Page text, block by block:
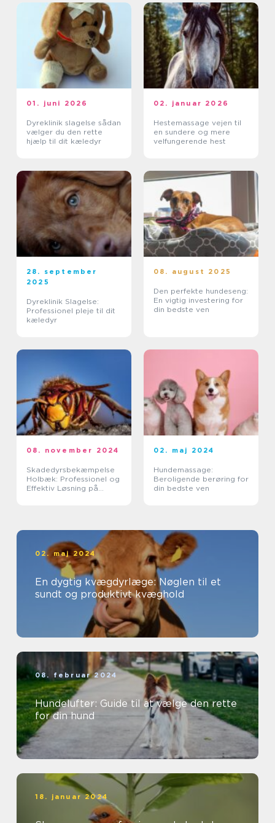
01. juni 2026
Dyreklinik slagelse sådan
vælger du den rette
hjælp til dit kæledyr
02. januar 2026
Hestemassage vejen til
en sundere og mere
velfungerende hest
28. september
2025
Dyreklinik Slagelse:
Professionel pleje til dit
kæledyr
08. august 2025
Den perfekte hundeseng:
En vigtig investering for
din bedste ven
08. november 2024
Skadedyrsbekæmpelse
Holbæk: Professionel og
Effektiv Løsning på
02. maj 2024
Hundemassage:
Beroligende berøring for
din bedste ven
02. maj 2024
En dygtig kvægdyrlæge: Nøglen til et
sundt og produktivt kvæghold
08. februar 2024
Hundelufter: Guide til at vælge den rette
for din hund
18. januar 2024